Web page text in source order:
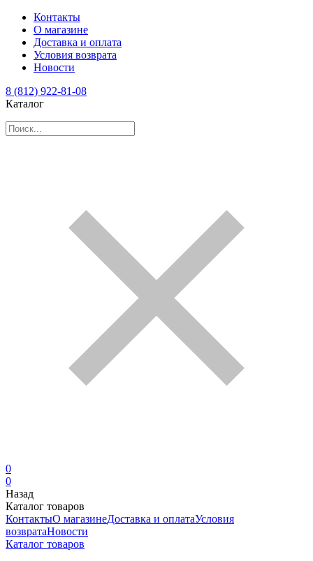
Контакты
О магазине
Доставка и оплата
Условия возврата
Новости
8 (812) 922-81-08
Каталог
0
0
Назад
Каталог товаров
КонтактыО магазинеДоставка и оплатаУсловия
возвратаНовости
Каталог товаров